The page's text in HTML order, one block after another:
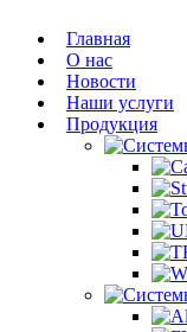
Главная
О нас
Новости
Наши услуги
Продукция